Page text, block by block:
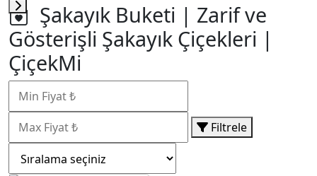
Şakayık Buketi | Zarif ve
Gösterişli Şakayık Çiçekleri |
ÇiçekMi
Filtrele